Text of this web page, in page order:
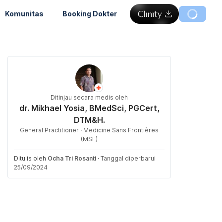
Komunitas Booking Dokter
Ditinjau secara medis oleh
dr. Mikhael Yosia, BMedSci, PGCert,
DTM&H.
General Practitioner · Medicine Sans Frontières
(MSF)
Ditulis oleh Ocha Tri Rosanti · Tanggal diperbarui
25/09/2024